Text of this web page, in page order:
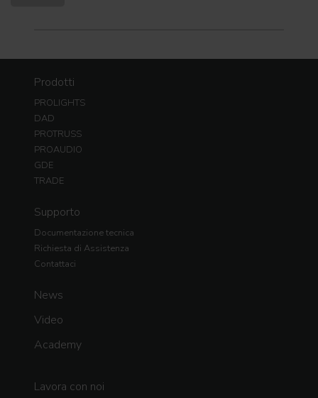
Prodotti
PROLIGHTS
DAD
PROTRUSS
PROAUDIO
GDE
TRADE
Supporto
Documentazione tecnica
Richiesta di Assistenza
Contattaci
News
Video
Academy
Lavora con noi